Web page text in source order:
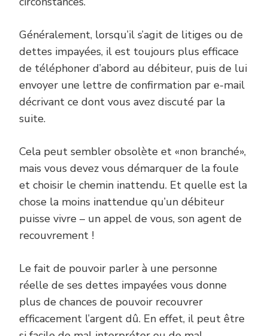
Généralement, lorsqu’il s’agit de litiges ou de
dettes impayées, il est toujours plus efficace
de téléphoner d’abord au débiteur, puis de lui
envoyer une lettre de confirmation par e-mail
décrivant ce dont vous avez discuté par la
suite.
Cela peut sembler obsolète et «non branché»,
mais vous devez vous démarquer de la foule
et choisir le chemin inattendu. Et quelle est la
chose la moins inattendue qu’un débiteur
puisse vivre – un appel de vous, son agent de
recouvrement !
Le fait de pouvoir parler à une personne
réelle de ses dettes impayées vous donne
plus de chances de pouvoir recouvrer
efficacement l’argent dû. En effet, il peut être